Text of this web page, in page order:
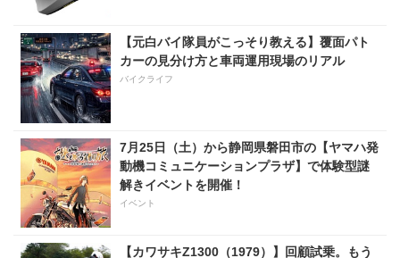
【元白バイ隊員がこっそり教える】覆面パト
カーの見分け方と車両運用現場のリアル
バイクライフ
7月25日（土）から静岡県磐田市の【ヤマハ発
動機コミュニケーションプラザ】で体験型謎
解きイベントを開催！
イベント
【カワサキZ1300（1979）】回顧試乗。もう